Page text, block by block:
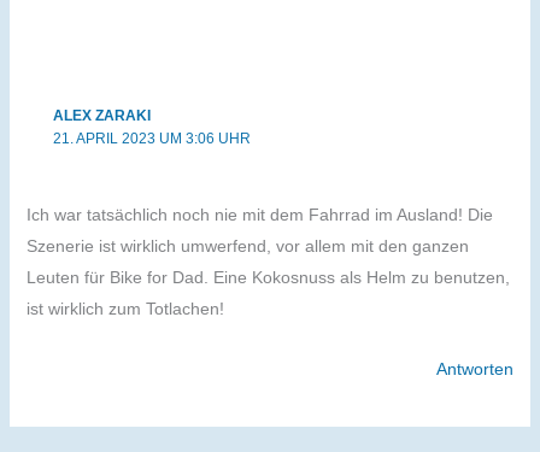
ALEX ZARAKI
21. APRIL 2023 UM 3:06 UHR
Ich war tatsächlich noch nie mit dem Fahrrad im Ausland! Die
Szenerie ist wirklich umwerfend, vor allem mit den ganzen
Leuten für Bike for Dad. Eine Kokosnuss als Helm zu benutzen,
ist wirklich zum Totlachen!
Antworten